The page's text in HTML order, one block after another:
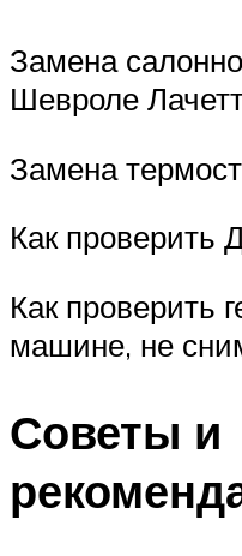
Замена
Шевроле
Замена
Как
Как проверить
машине, не
Советы и